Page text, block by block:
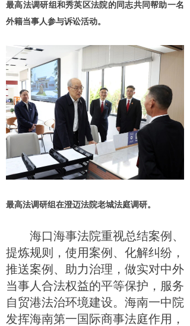
最高法调研组和秀英区法院的同志共同帮助一名
外籍当事人参与诉讼活动。
最高法调研组在澄迈法院老城法庭调研。
海口海事法院重视总结案例、
提炼规则，使用案例、化解纠纷，
推送案例、助力治理，做实对中外
当事人合法权益的平等保护，服务
自贸港法治环境建设。海南一中院
发挥海南第一国际商事法庭作用，